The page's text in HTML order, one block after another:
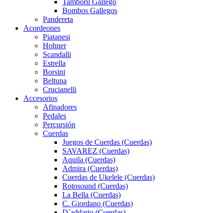
Tamboril Gallego
Bombos Gallegos
Pandereta
Acordeones
Piatanesi
Hohner
Scandalli
Estrella
Borsini
Beltuna
Crucianelli
Accesorios
Afinadores
Pedales
Percursión
Cuerdas
Juegos de Cuerdas (Cuerdas)
SAVAREZ (Cuerdas)
Aquila (Cuerdas)
Admira (Cuerdas)
Cuerdas de Ukelele (Cuerdas)
Rotosound (Cuerdas)
La Bella (Cuerdas)
C. Giordano (Cuerdas)